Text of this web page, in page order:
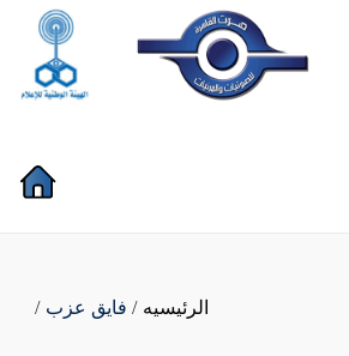
(current)
الرئيسيه / فايق عزب /